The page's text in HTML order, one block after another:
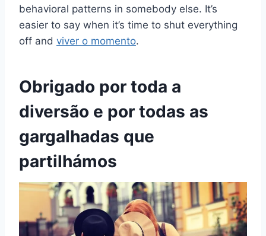
behavioral patterns in somebody else. It’s
easier to say when it’s time to shut everything
off and viver o momento.
Obrigado por toda a
diversão e por todas as
gargalhadas que
partilhámos